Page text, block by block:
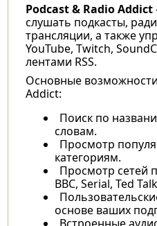
Podcast & Radio Addict
слушать подкасты,
трансляции, а также
YouTube, Twitch,
лентами RSS.
Основные
Addict:
Поиск по
словам.
Просмотр
категориям.
Просмотр сетей
BBC, Serial, Ted
основе ваших